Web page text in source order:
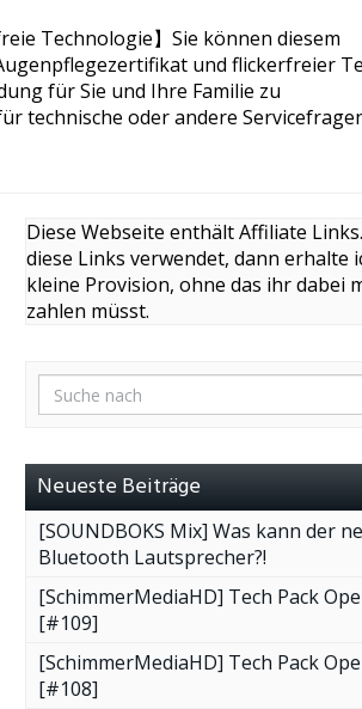
Technologie】Sie können diesem
und flickerfreier
für Sie und Ihre Familie zu
technische oder andere
Diese Webseite enthält Affiliate
diese Links verwendet, dann erhalte
kleine Provision, ohne das ihr dabei
zahlen müsst.
Neueste Beiträge
[SOUNDBOKS Mix] Was kann der
Bluetooth Lautsprecher?!
[SchimmerMediaHD] Tech Pack
[#109]
[SchimmerMediaHD] Tech Pack
[#108]